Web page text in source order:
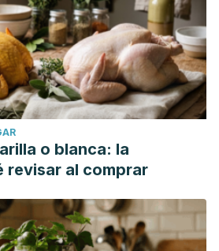
o blanca: la
revisar al comprar